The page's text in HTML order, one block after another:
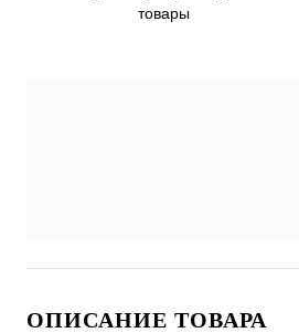
товары
ОПИСАНИЕ ТОВАРА